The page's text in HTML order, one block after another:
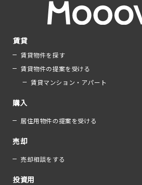
賃貸
賃貸物件を探す
賃貸物件の提案を受ける
賃貸マンション・アパート
購入
居住用物件の提案を受ける
売却
売却相談をする
投資用